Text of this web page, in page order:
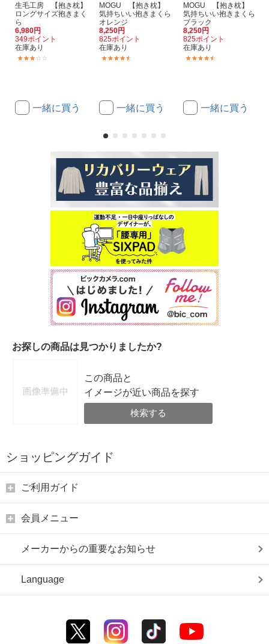
生毛工房 【抱き枕】
ロングサイズ抱きまく
ら
6,980円
349ポイント
在庫あり
一緒に買う
MOGU 【抱き枕】
気持ちいい抱きまくら
オレンジ
8,250円
825ポイント
在庫あり
一緒に買う
MOGU 【抱き枕】
気持ちいい抱きまくら
ブラック
8,250円
825ポイント
在庫あり
一緒に買う
お探しの商品は見つかりましたか?
この商品と
イメージが近い商品を探す
検索する
ショッピングガイド
ご利用ガイド
会員メニュー
メーカーからの重要なお知らせ
Language